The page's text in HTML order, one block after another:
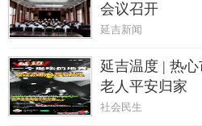
会议召开
延吉新闻
延吉温度 | 热
老人平安归家
社会民生